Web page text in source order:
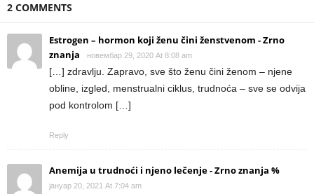
2 COMMENTS
Estrogen – hormon koji ženu čini ženstvenom - Zrno
znanja
новембар 29, 2020 At 8:08 am
[…] zdravlju. Zapravo, sve što ženu čini ženom – njene
obline, izgled, menstrualni ciklus, trudnoća – sve se odvija
pod kontrolom […]
Reply
Anemija u trudnoći i njeno lečenje - Zrno znanja %
јануар 20, 2021 At 7:04 am